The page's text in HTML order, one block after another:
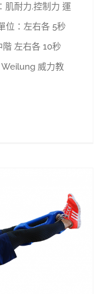
肌耐力.控制力 運
位：左右各 5秒
左右各 10秒
威力教